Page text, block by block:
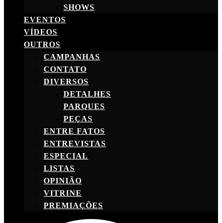
SHOWS
EVENTOS
VÍDEOS
OUTROS
CAMPANHAS
CONTATO
DIVERSOS
DETALHES
PARQUES
PEÇAS
ENTRE FATOS
ENTREVISTAS
ESPECIAL
LISTAS
OPINIÃO
VITRINE
PREMIAÇÕES